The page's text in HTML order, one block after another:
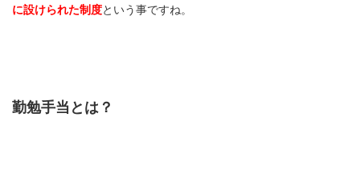
に設けられた制度という事ですね。
勤勉手当とは？